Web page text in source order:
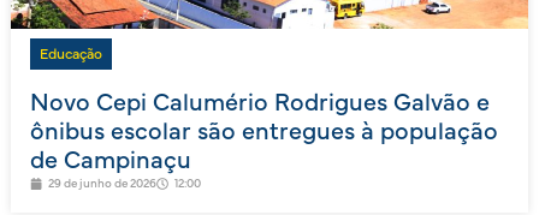
Educação
Novo Cepi Calumério Rodrigues Galvão e
ônibus escolar são entregues à população
de Campinaçu
29 de junho de 2026 12:00